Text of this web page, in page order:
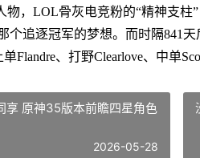
，LOL骨灰电竞粉的“精神支柱
个追逐冠军的梦想。而时隔841
Flandre、打野Clearlove、中单
享 原神35版本前瞻四星角色
2026-05-28